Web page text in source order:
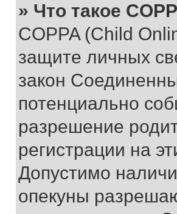
» Что такое
COPPA (Child
защите личных
закон
потенциально
разрешение
регистрации на
Допустимо
опекуны